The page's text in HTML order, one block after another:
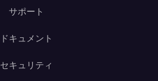
サポート
ドキュメント
セキュリティ